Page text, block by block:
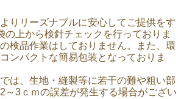
りリーズナブルに安心してご提供をす
の上から検針チェックを行っておりま
検品作業はしておりません。また、環
ンパクトな簡易包装となっておりま
は、生地・縫製等に若干の難や粗い部
～3ｃｍの誤差が発生する場合がござい